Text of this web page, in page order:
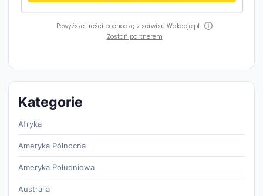
Powyższe treści pochodzą z serwisu Wakacje.pl
Zostań partnerem
Kategorie
Afryka
Ameryka Północna
Ameryka Południowa
Australia